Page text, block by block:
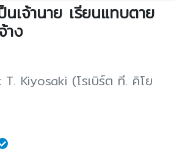
นเจ้านาย เรียนแทบตาย
าง
Kiyosaki (โรเบิร์ต ที. คิโย